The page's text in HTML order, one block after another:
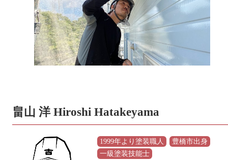
畠山 洋 Hiroshi Hatakeyama
1999年より塗装職人
豊橋市出身
一級塗装技能士